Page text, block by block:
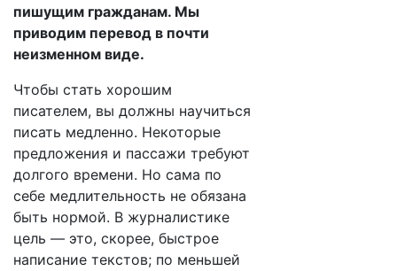
пишущим гражданам. Мы
приводим перевод в почти
неизменном виде.
Чтобы стать хорошим
писателем, вы должны научиться
писать медленно. Некоторые
предложения и пассажи требуют
долгого времени. Но сама по
себе медлительность не обязана
быть нормой. В журналистике
цель — это, скорее, быстрое
написание текстов; по меньшей